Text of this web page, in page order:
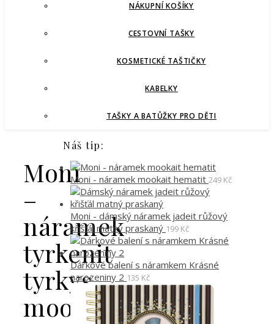
NÁKUPNÍ KOŠÍKY
CESTOVNÍ TAŠKY
KOSMETICKÉ TAŠTIČKY
KABELKY
TAŠKY A BATŮŽKY PRO DĚTI
Moni
–
náramek
tyrkenit
tyrkys
mookait
Náš tip:
Moni - náramek mookait hematit 249 Kč
Moni - dámský náramek jadeit růžový
křišťál matný praskaný 199 Kč
Dárkové balení s náramkem Krásné
narozeniny 2 135 Kč